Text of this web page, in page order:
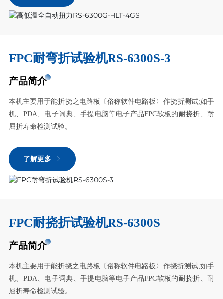
FPC耐弯折试验机RS-6300S-3
产品简介
本机主要用于能折挠之电路板〔俗称软件电路板〉作挠折测试;如手
机、PDA、电子词典、手提电脑等电子产品FPC软板的耐挠折、耐
屈折寿命检测试验。
了解更多
FPC耐挠折试验机RS-6300S
产品简介
本机主要用于能折挠之电路板〔俗称软件电路板〉作挠折测试;如手
机、PDA、电子词典、手提电脑等电子产品FPC软板的耐挠折、耐
屈折寿命检测试验。